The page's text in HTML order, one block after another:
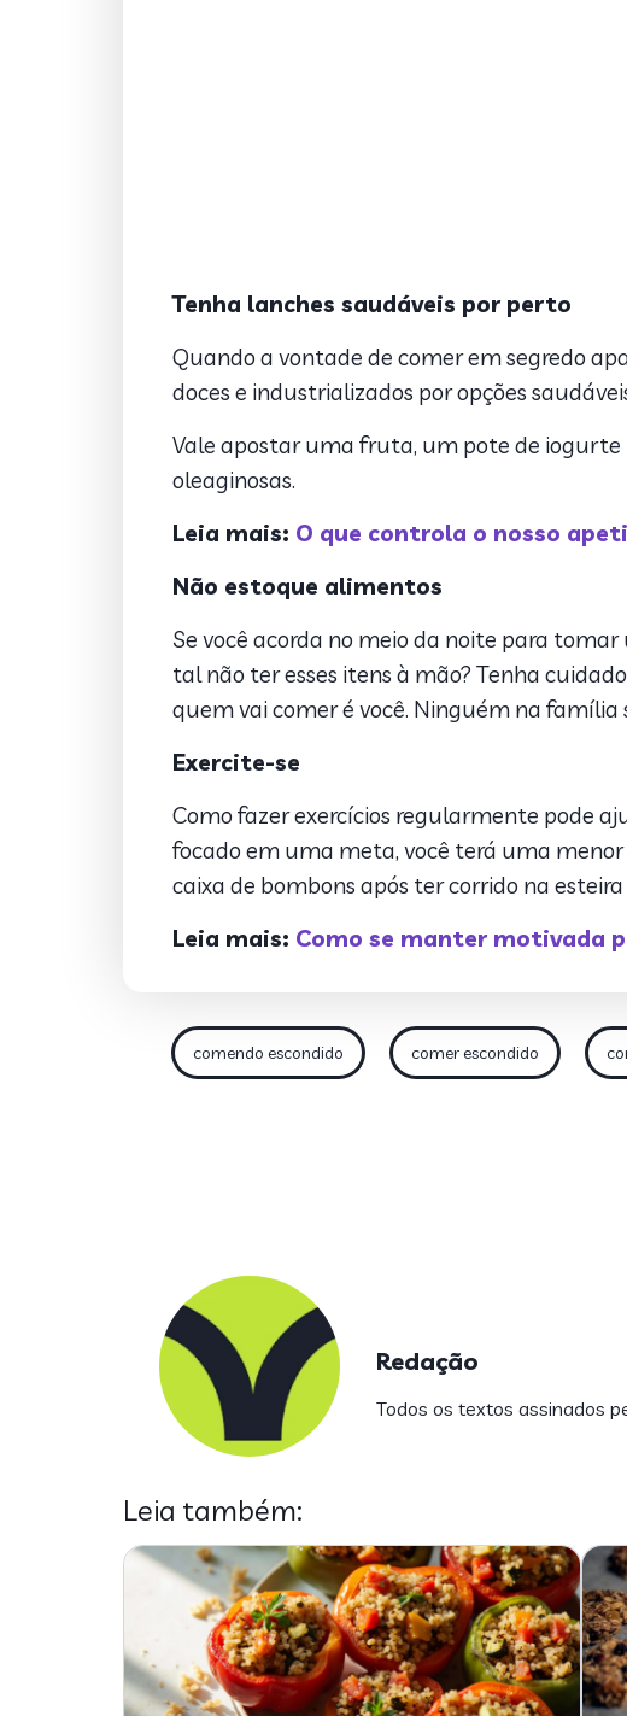
Tenha lanches saudáveis por perto
Quando a vontade de comer em segredo
doces e industrializados por opções
Vale apostar uma fruta, um pote de
oleaginosas.
Leia mais: O que controla o nosso
Não estoque alimentos
Se você acorda no meio da noite para
tal não ter esses itens à mão? Tenha
quem vai comer é você. Ninguém na família
Exercite-se
Como fazer exercícios regularmente pode
focado em uma meta, você terá uma
caixa de bombons após ter corrido na
Leia mais: Como se manter motivada
comendo escondido comer escondido
Redação
Todos os textos assinados
Leia também: